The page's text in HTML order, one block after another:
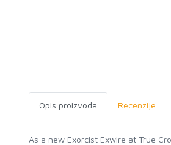
Opis proizvoda Recenzije
As a new Exorcist Exwire at True